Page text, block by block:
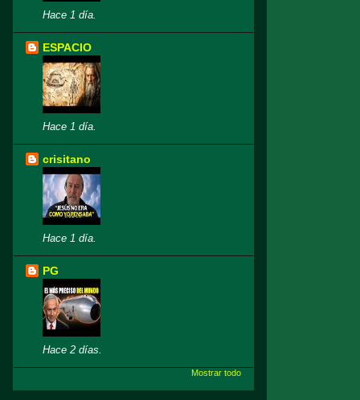
Hace 1 día.
ESPACIO
Hace 1 día.
crisitano
Hace 1 día.
PG
Hace 2 días.
Mostrar todo